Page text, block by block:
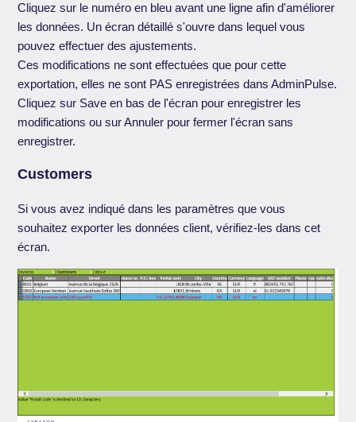
Cliquez sur le numéro en bleu avant une ligne afin d'améliorer
les données. Un écran détaillé s'ouvre dans lequel vous
pouvez effectuer des ajustements.
Ces modifications ne sont effectuées que pour cette
exportation, elles ne sont PAS enregistrées dans AdminPulse.
Cliquez sur Save en bas de l'écran pour enregistrer les
modifications ou sur Annuler pour fermer l'écran sans
enregistrer.
Customers
Si vous avez indiqué dans les paramètres que vous
souhaitez exporter les données client, vérifiez-les dans cet
écran.